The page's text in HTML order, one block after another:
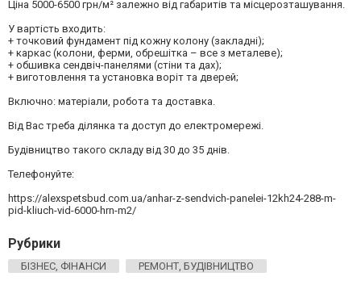
Ціна 5000-6500 грн/м² залежно від габаритів та місцерозташування.
У вартість входить:
+ точковий фундамент під кожну колону (закладні);
+ каркас (колони, ферми, обрешітка – все з металеве);
+ обшивка сендвіч-панелями (стіни та дах);
+ виготовлення та установка воріт та дверей;
Включно: матеріали, робота та доставка.
Від Вас треба ділянка та доступ до електромережі.
Будівництво такого складу від 30 до 35 днів.
Телефонуйте:
https://alexspetsbud.com.ua/anhar-z-sendvich-panelei-12kh24-288-m-
pid-kliuch-vid-6000-hrn-m2/
Рубрики
БІЗНЕС, ФІНАНСИ РЕМОНТ, БУДІВНИЦТВО